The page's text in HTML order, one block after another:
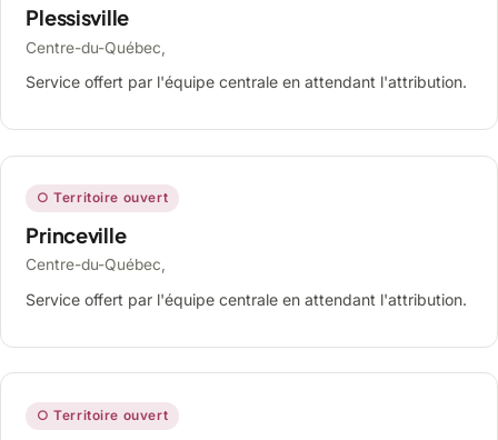
Plessisville
Centre-du-Québec,
Service offert par l'équipe centrale en attendant l'attribution.
○ Territoire ouvert
Princeville
Centre-du-Québec,
Service offert par l'équipe centrale en attendant l'attribution.
○ Territoire ouvert